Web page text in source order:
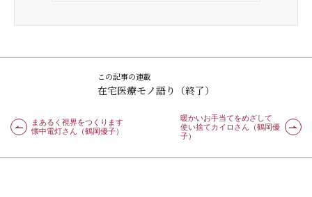
この記事の連載
在宅医療モノ語り（終了）
まあるく視界をつくります
懐中電灯さん（鶴岡優子）
暖かいお手当てをめざして
使い捨てカイロさん（鶴岡優
子）